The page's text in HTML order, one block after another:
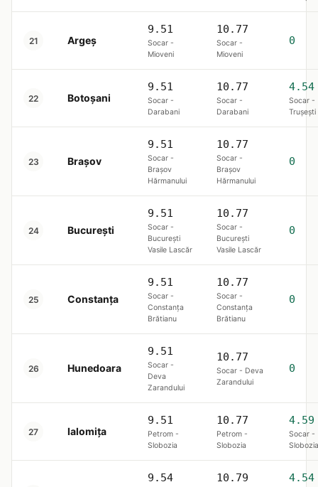
21 Argeș
9.51
Socar -
Mioveni
10.77
Socar -
Mioveni
0
22 Botoșani
9.51
Socar -
Darabani
10.77
Socar -
Darabani
4.54
Socar -
Trușești
23 Brașov
9.51
Socar -
Brașov
Hărmanului
10.77
Socar -
Brașov
Hărmanului
0
24 Bucureşti
9.51
Socar -
București
Vasile Lascăr
10.77
Socar -
București
Vasile Lascăr
0
25 Constanța
9.51
Socar -
Constanța
Brătianu
10.77
Socar -
Constanța
Brătianu
0
26 Hunedoara
9.51
Socar -
Deva
Zarandului
10.77
Socar - Deva
Zarandului
0
27 Ialomița
9.51
Petrom -
Slobozia
10.77
Petrom -
Slobozia
4.59
Socar -
Slobozia
9.54 10.79 4.54